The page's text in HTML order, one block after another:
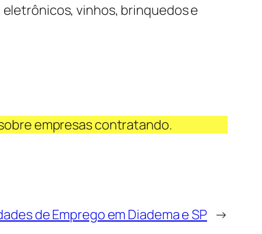
vinhos, brinquedos e
empresas contratando.
de Emprego em Diadema e SP →